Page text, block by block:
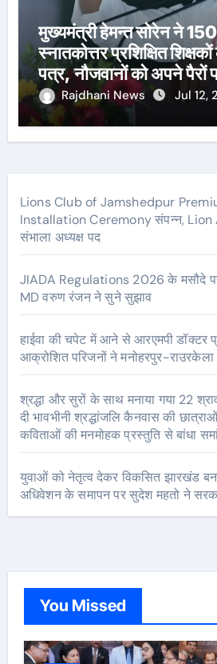
मुख्यमंत्री हेमन्त सोरेन ने
स्नातकोत्तर प्रशिक्षित
पत्र, नौजवानों को अपने पैरों
दोहराया संकल्प
Rajdhani News Jul 12,
Lions Club of Jamshedpur
Installation Ceremony संपन्न,
संभाला अध्यक्ष पद
JIADA Regulations 2026 के मसौदे
MD वरुण रंजन ने सुने सुझाव
हाईवा की चपेट में आने से आरएमपी डॉक्टर
आक्रोशित परिजनों ने मनोहरपुर-राउरकेला
श्रद्धा और सुरों के साथ मनाया गया 22
दी भावभीनी श्रद्धांजलि कैनवास की
कविताओं की मनमोहक प्रस्तुति से बांधा
युवाओं को नेतृत्व देकर विकसित झारखंड
अधिवेशन के समापन पर सुदेश महतो ने
You Missed